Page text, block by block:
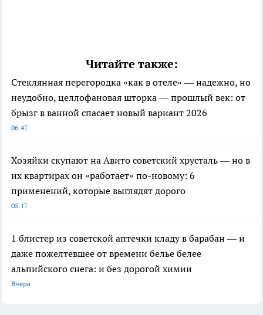
Читайте также:
Стеклянная перегородка «как в отеле» — надежно, но
неудобно, целлофановая шторка — прошлый век: от
брызг в ванной спасает новый вариант 2026
06:47
Хозяйки скупают на Авито советский хрусталь — но в
их квартирах он «работает» по-новому: 6
применений, которые выглядят дорого
05:17
1 блистер из советской аптечки кладу в барабан — и
даже пожелтевшее от времени белье белее
альпийского снега: и без дорогой химии
Вчера